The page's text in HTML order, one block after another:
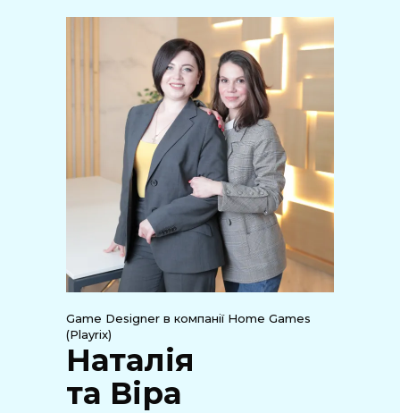
Game Designer в компанії Home Games
(Playrix)
Наталія
та Віра